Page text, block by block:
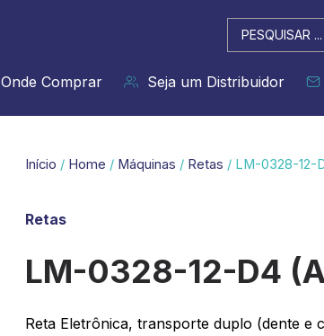
Pesquisar
...
Onde Comprar Seja um Distribuidor
Início / Home / Máquinas / Retas / LM-0328-12-
Retas
LM-0328-12-D4
Reta Eletrônica, transporte duplo (dente e